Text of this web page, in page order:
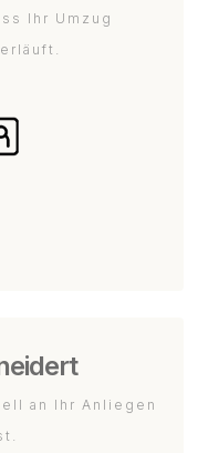
Ihr Umzug
an Ihr Anliegen